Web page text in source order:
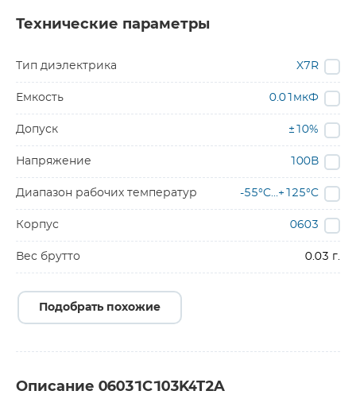
Технические параметры
Тип диэлектрика X7R
Емкость 0.01мкФ
Допуск ±10%
Напряжение 100В
Диапазон рабочих температур -55°C…+125°C
Корпус 0603
Вес брутто 0.03 г.
Подобрать похожие
Описание 06031C103K4T2A